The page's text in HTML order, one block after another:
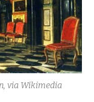
via Wikimedia